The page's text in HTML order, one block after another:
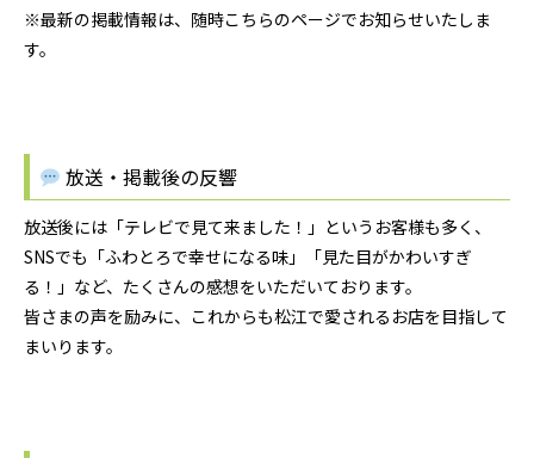
※最新の掲載情報は、随時こちらのページでお知らせいたしま
す。
放送・掲載後の反響
放送後には「テレビで見て来ました！」というお客様も多く、
SNSでも「ふわとろで幸せになる味」「見た目がかわいすぎ
る！」など、たくさんの感想をいただいております。
皆さまの声を励みに、これからも松江で愛されるお店を目指して
まいります。